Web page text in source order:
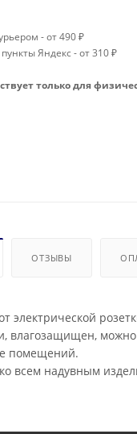
- от 490 ₽
Яндекс - от 310 ₽
только для
ОТЗЫВЫ
электрической
влагозащищен, можно
помещений.
всем надувным